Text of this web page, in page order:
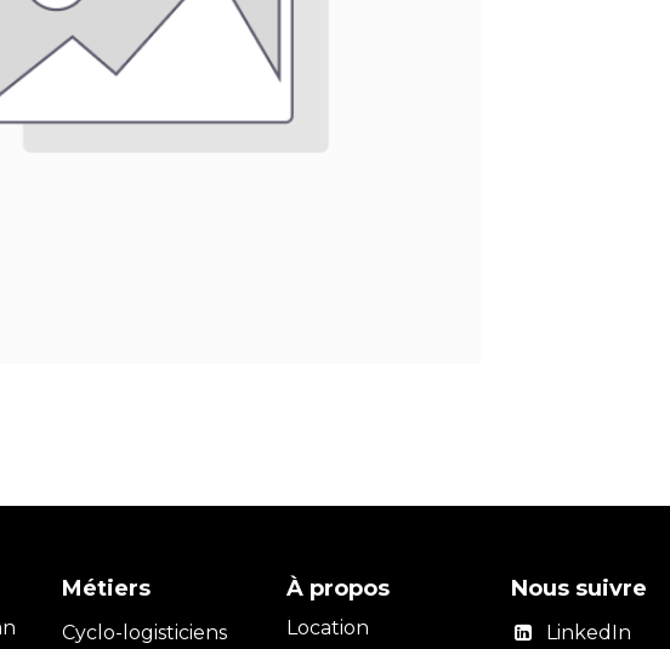
Métiers
Cyclo-logisticiens
À propos
Location
Nous suivre
LinkedIn